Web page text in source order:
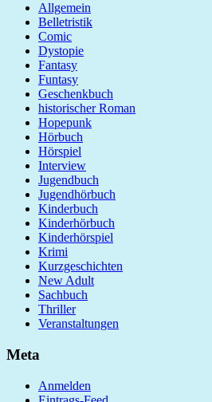
Allgemein
Belletristik
Comic
Dystopie
Fantasy
Funtasy
Geschenkbuch
historischer Roman
Hopepunk
Hörbuch
Hörspiel
Interview
Jugendbuch
Jugendhörbuch
Kinderbuch
Kinderhörbuch
Kinderhörspiel
Krimi
Kurzgeschichten
New Adult
Sachbuch
Thriller
Veranstaltungen
Meta
Anmelden